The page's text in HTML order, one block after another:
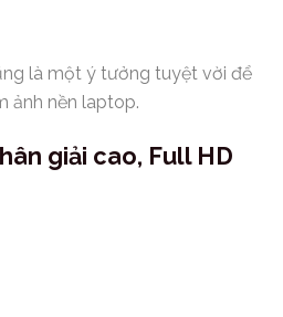
là một ý tưởng tuyệt vời để
ảnh nền laptop.
giải cao, Full HD